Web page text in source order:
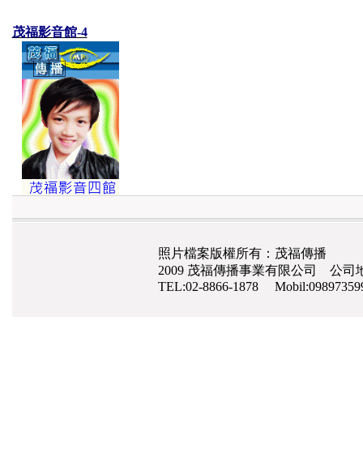
茂福影音館-4
照片檔案版權所有：茂福傳播
2009 茂福傳播事業有限公司 公司
TEL:02-8866-1878